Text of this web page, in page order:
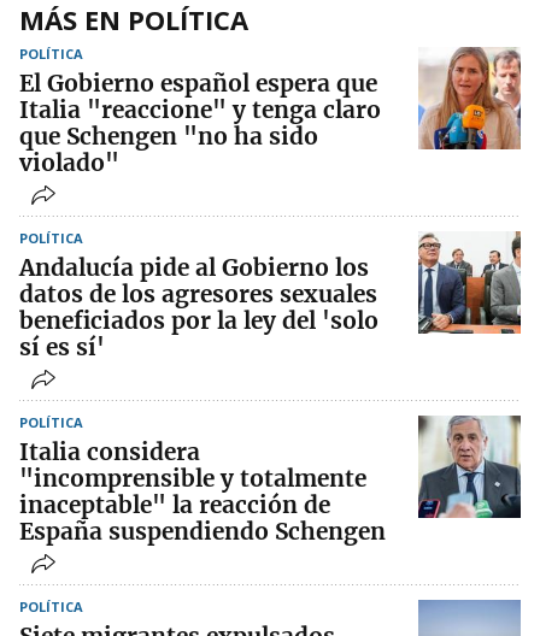
MÁS EN POLÍTICA
POLÍTICA
El Gobierno español espera que
Italia "reaccione" y tenga claro
que Schengen "no ha sido
violado"
POLÍTICA
Andalucía pide al Gobierno los
datos de los agresores sexuales
beneficiados por la ley del 'solo
sí es sí'
POLÍTICA
Italia considera
"incomprensible y totalmente
inaceptable" la reacción de
España suspendiendo Schengen
POLÍTICA